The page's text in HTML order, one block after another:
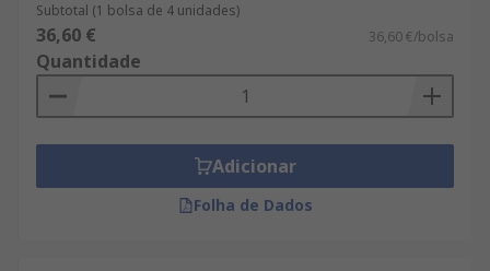
Subtotal (1 bolsa de 4 unidades)
36,60 € 36,60 €/bolsa
Quantidade
Adicionar
Folha de Dados